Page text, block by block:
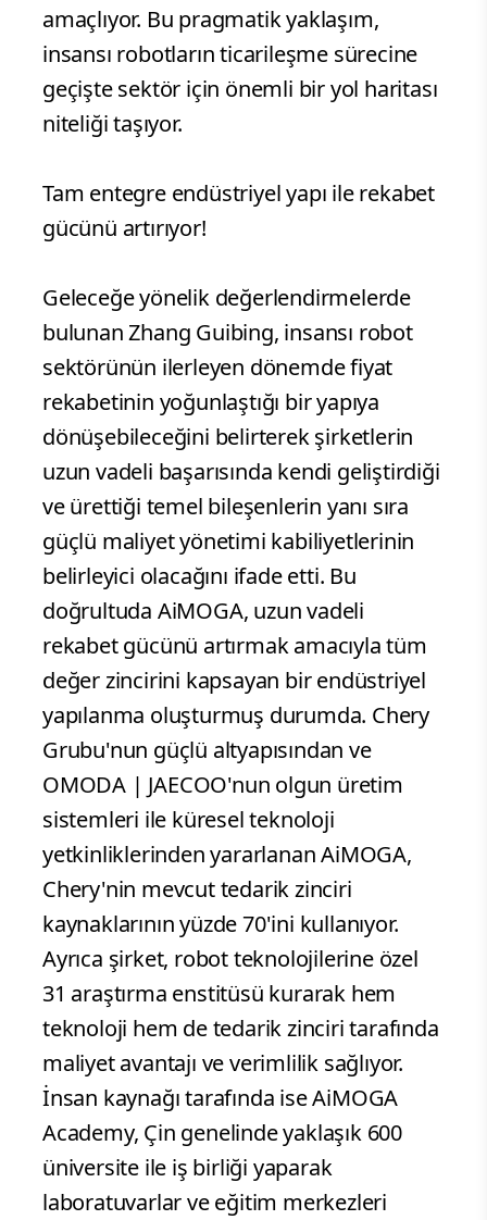
amaçlıyor. Bu pragmatik yaklaşım,
insansı robotların ticarileşme sürecine
geçişte sektör için önemli bir yol haritası
niteliği taşıyor.
Tam entegre endüstriyel yapı ile rekabet
gücünü artırıyor!
Geleceğe yönelik değerlendirmelerde
bulunan Zhang Guibing, insansı robot
sektörünün ilerleyen dönemde fiyat
rekabetinin yoğunlaştığı bir yapıya
dönüşebileceğini belirterek şirketlerin
uzun vadeli başarısında kendi geliştirdiği
ve ürettiği temel bileşenlerin yanı sıra
güçlü maliyet yönetimi kabiliyetlerinin
belirleyici olacağını ifade etti. Bu
doğrultuda AiMOGA, uzun vadeli
rekabet gücünü artırmak amacıyla tüm
değer zincirini kapsayan bir endüstriyel
yapılanma oluşturmuş durumda. Chery
Grubu'nun güçlü altyapısından ve
OMODA | JAECOO'nun olgun üretim
sistemleri ile küresel teknoloji
yetkinliklerinden yararlanan AiMOGA,
Chery'nin mevcut tedarik zinciri
kaynaklarının yüzde 70'ini kullanıyor.
Ayrıca şirket, robot teknolojilerine özel
31 araştırma enstitüsü kurarak hem
teknoloji hem de tedarik zinciri tarafında
maliyet avantajı ve verimlilik sağlıyor.
İnsan kaynağı tarafında ise AiMOGA
Academy, Çin genelinde yaklaşık 600
üniversite ile iş birliği yaparak
laboratuvarlar ve eğitim merkezleri